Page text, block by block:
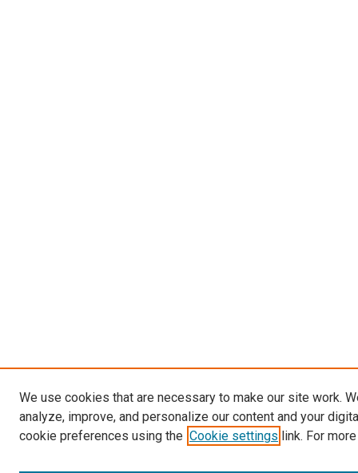
We use cookies that are necessary to make our site work.
analyze, improve, and personalize our content and your
cookie preferences using the Cookie settings link. For